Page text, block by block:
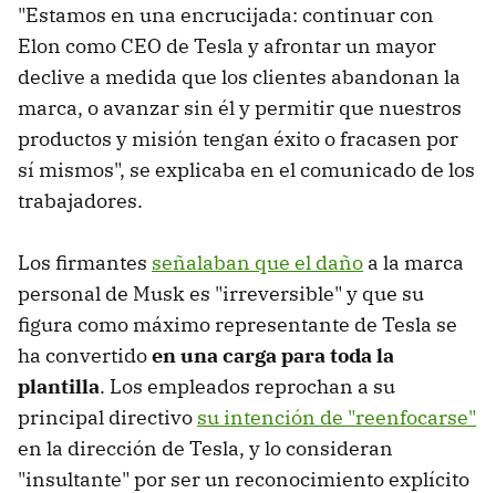
"Estamos en una encrucijada: continuar con
Elon como CEO de Tesla y afrontar un mayor
declive a medida que los clientes abandonan la
marca, o avanzar sin él y permitir que nuestros
productos y misión tengan éxito o fracasen por
sí mismos", se explicaba en el comunicado de los
trabajadores.
Los firmantes señalaban que el daño a la marca
personal de Musk es "irreversible" y que su
figura como máximo representante de Tesla se
ha convertidoen una carga para toda la
plantilla. Los empleados reprochan a su
principal directivo su intención de "reenfocarse"
en la dirección de Tesla, y lo consideran
"insultante" por ser un reconocimiento explícito